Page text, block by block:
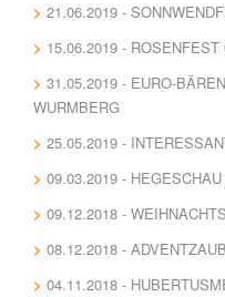
21.06.2019 -
15.06.2019 -
31.05.2019 - EURO-
WURMBERG
25.05.2019 -
09.03.2019 -
09.12.2018 -
08.12.2018 -
04.11.2018 -